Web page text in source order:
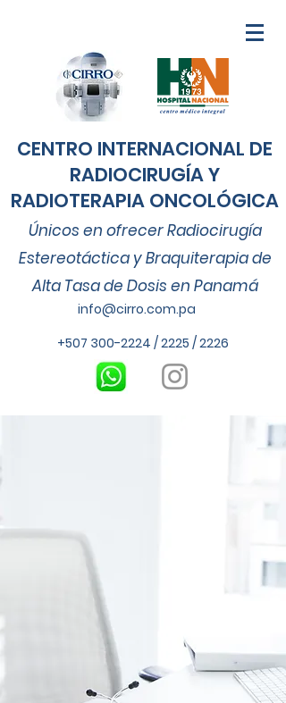
CENTRO INTERNACIONAL DE
RADIOCIRUGÍA Y
RADIOTERAPIA ONCOLÓGICA
Únicos en ofrecer Radiocirugía
Estereotáctica y Braquiterapia de
Alta Tasa de Dosis en Panamá
info@cirro.com.pa
+507 300-2224 / 2225 / 2226